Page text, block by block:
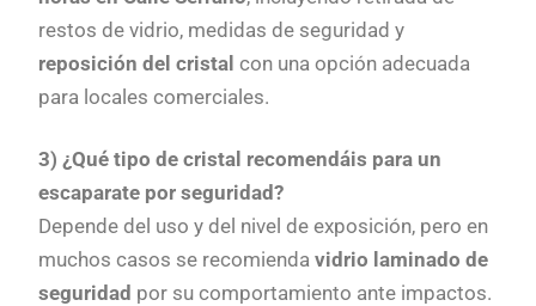
restos de vidrio, medidas de seguridad y
reposición del cristal con una opción adecuada
para locales comerciales.
3) ¿Qué tipo de cristal recomendáis para un
escaparate por seguridad?
Depende del uso y del nivel de exposición, pero en
muchos casos se recomiendavidrio laminado de
seguridad por su comportamiento ante impactos.